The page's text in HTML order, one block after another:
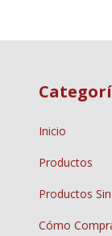
Inicio
Productos
Productos
Cómo